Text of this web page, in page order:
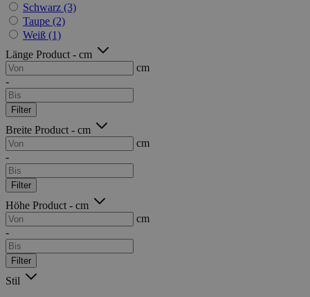
Schwarz (3)
Taupe (2)
Weiß (1)
Länge Product - cm
cm
-
Filter
Breite Product - cm
cm
-
Filter
Höhe Product - cm
cm
-
Filter
Stil